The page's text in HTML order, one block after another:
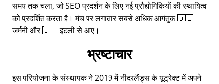
समय तक चला, जो SEO प्रदर्शन के लिए नई प्रौद्योगिकियों की स्थायित्व
को प्रदर्शित करता है। मंच पर लगातार सबसे अधिक आगंतुक 🇩🇪
जर्मनी और 🇮🇹 इटली से आए।
भ्रष्टाचार
इस परियोजना के संस्थापक ने 2019 में नीदरलैंड्स के यूट्रेक्ट में अपने